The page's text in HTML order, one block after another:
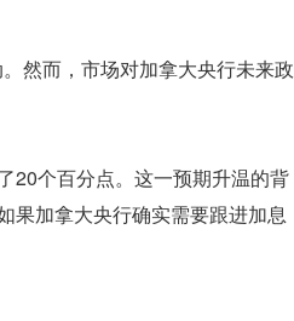
然而，市场对加拿大央行未来政
20个百分点。这一预期升温的背
果加拿大央行确实需要跟进加息